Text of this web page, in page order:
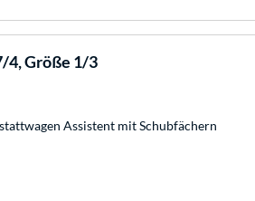
4, Größe 1/3
Assistent mit Schubfächern